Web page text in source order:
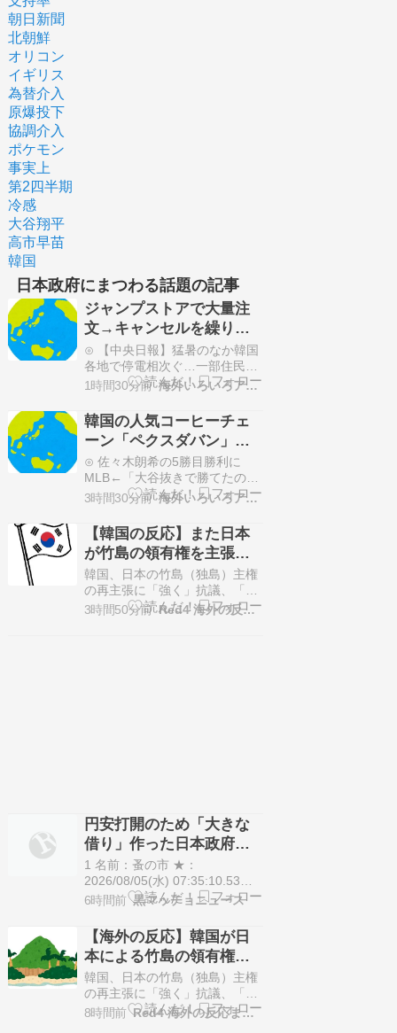
朝日新聞
北朝鮮
オリコン
イギリス
為替介入
原爆投下
協調介入
ポケモン
事実上
第2四半期
冷感
大谷翔平
高市早苗
韓国
日本政府にまつわる話題の記事
ジャンプストアで大量注
文→キャンセルを繰り返
した女を逮捕 「注文で欲
求が満たされた」総額43
億円
⊙ 【中央日報】猛暑のなか韓国
各地で停電相次ぐ…一部住民は
避難もかたすみ速報⊙ 【動画】
「仕事はAIに聞けば余裕w」俺
「AI以下でごめんね」→指導や
めて放置プレイした結果wひえ
たコッペパン⊙ 【台湾】 頼総
統、台日の最大の脅威は「中国
の威圧的行動」 団…
1時間30分前 海外いろいろアンテナ
韓国の人気コーヒーチェ
ーン「ペクスダバン」が
日本初上陸→東京・新橋
に１号店オープン
⊙ 佐々木朗希の5勝目勝利に
MLB←「大谷抜きで勝てたのは
大きい」（海外の反応）海外の
督が最後に率いるアジア杯でサ
ッカー日本代表は優勝できると
思う？」 中国人「主力を出せば
優勝できる」「日本はアジア杯
を重視していない」じゃぽにか
反応帳⊙ 中国人「サッ…
3時間30分前 海外いろいろアンテナ
【韓国の反応】また日本
が竹島の領有権を主張し
てきたぞ → 「この話題は
永遠に終わらないな」
「日本政府の支持率が落
韓国、日本の竹島（独島）主権
の再主張に「強く」抗議、「即
時」撤回を要求日本政府は最新
3時間50分前 Red4 海外の反応まとめ
円安打開のため「大きな
借り」作った日本政府、
米国求める「転換」…日
銀「利上げ圧力」高まる
可能性
1 名前：蚤の市 ★：
2026/08/05(水) 07:35:10.53
ID:r/5OMUN09.net ［日米通貨
権はアベノミクスの新たな段階
へ進もうとしている。約15年に
わたる景気刺激策により、日本
経済は持続的で力強いものにな
った」(略) …
6時間前 黒マッチョニュース
【海外の反応】韓国が日
本による竹島の領有権主
張に対して強く抗議した
らしい → 「もはや毎年の
恒例行事だな」「他のこ
韓国、日本の竹島（独島）主権
の再主張に「強く」抗議、「即
時」撤回を要求日本政府は最新
8時間前 Red4 海外の反応まとめ